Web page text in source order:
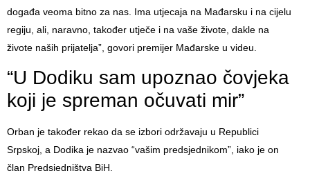
događa veoma bitno za nas. Ima utjecaja na Mađarsku i na cijelu
regiju, ali, naravno, također utječe i na vaše živote, dakle na
živote naših prijatelja”, govori premijer Mađarske u videu.
“U Dodiku sam upoznao čovjeka
koji je spreman očuvati mir”
Orban je također rekao da se izbori održavaju u Republici
Srpskoj, a Dodika je nazvao “vašim predsjednikom”, iako je on
član Predsjedništva BiH.